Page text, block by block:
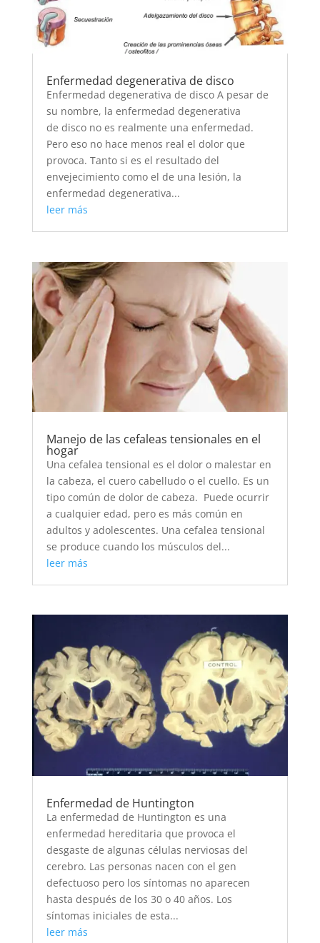
Enfermedad degenerativa de disco
Enfermedad degenerativa de disco A pesar de
su nombre, la enfermedad degenerativa
de disco no es realmente una enfermedad.
Pero eso no hace menos real el dolor que
provoca. Tanto si es el resultado del
envejecimiento como el de una lesión, la
enfermedad degenerativa...
leer más
Manejo de las cefaleas tensionales en el
hogar
Una cefalea tensional es el dolor o malestar en
la cabeza, el cuero cabelludo o el cuello. Es un
tipo común de dolor de cabeza. Puede ocurrir
a cualquier edad, pero es más común en
adultos y adolescentes. Una cefalea tensional
se produce cuando los músculos del...
leer más
Enfermedad de Huntington
La enfermedad de Huntington es una
enfermedad hereditaria que provoca el
desgaste de algunas células nerviosas del
cerebro. Las personas nacen con el gen
defectuoso pero los síntomas no aparecen
hasta después de los 30 o 40 años. Los
síntomas iniciales de esta...
leer más